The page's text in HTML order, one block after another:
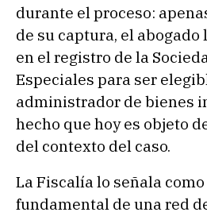
durante el proceso:
de su captura, el
en el registro de la
Especiales para ser
administrador de bienes
hecho que hoy es objeto
del contexto del caso.
La Fiscalía lo señala
fundamental de una red